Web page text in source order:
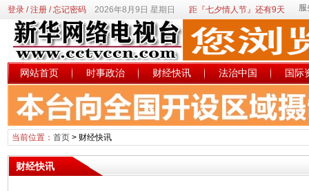
登录/注册/忘记密码 2026年8月9日 星期日 距『七夕情人节』还有9天
网站首页 时事政治 财经快讯 法治中国 国际
当前位置： 首页> 财经快讯
财经快讯